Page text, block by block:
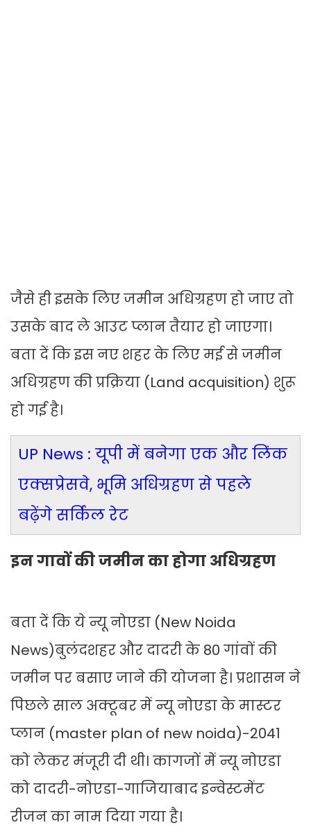
जैसे ही इसके लिए जमीन अधिग्रहण हो जाए तो
उसके बाद ले आउट प्लान तैयार हो जाएगा।
बता दें कि इस नए शहर के लिए मई से जमीन
अधिग्रहण की प्रक्रिया (Land acquisition) शुरू
हो गई है।
UP News : यूपी में बनेगा एक और लिंक
एक्सप्रेसवे, भूमि अधिग्रहण से पहले
बढ़ेंगे सर्किल रेट
इन गावों की जमीन का होगा अधिग्रहण
बता दें कि ये न्यू नोएडा (New Noida
News)बुलंदशहर और दादरी के 80 गांवों की
जमीन पर बसाए जाने की योजना है। प्रशासन ने
पिछले साल अक्टूबर में न्यू नोएडा के मास्टर
प्लान (master plan of new noida)-2041
को लेकर मंजूरी दी थी। कागजों में न्यू नोएडा
को दादरी-नोएडा-गाजियाबाद इन्वेस्टमेंट
रीजन का नाम दिया गया है।